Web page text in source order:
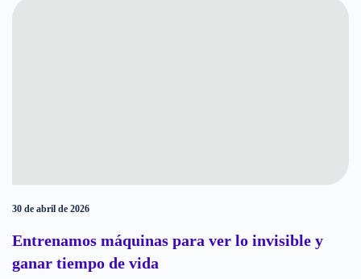
30 de abril de 2026
Entrenamos máquinas para ver lo invisible y
ganar tiempo de vida